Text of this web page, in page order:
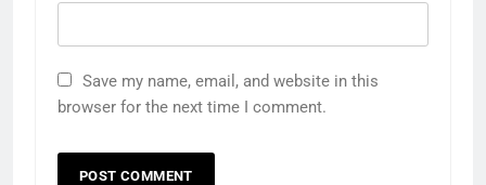
Save my name, email, and website in this
browser for the next time I comment.